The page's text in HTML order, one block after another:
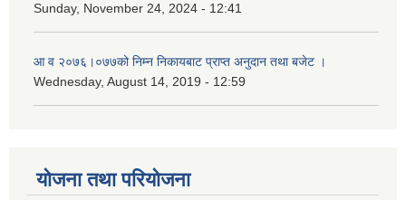
Sunday, November 24, 2024 - 12:41
आ‌ व २०७६।०७७को निम्न निकायबाट प्राप्त अनुदान तथा बजेट ।
Wednesday, August 14, 2019 - 12:59
योजना तथा परियोजना